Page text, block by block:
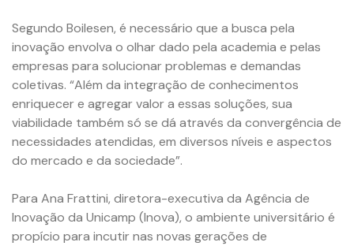
Segundo Boilesen, é necessário que a busca pela
inovação envolva o olhar dado pela academia e pelas
empresas para solucionar problemas e demandas
coletivas. “Além da integração de conhecimentos
enriquecer e agregar valor a essas soluções, sua
viabilidade também só se dá através da convergência de
necessidades atendidas, em diversos níveis e aspectos
do mercado e da sociedade”.
Para Ana Frattini, diretora-executiva da Agência de
Inovação da Unicamp (Inova), o ambiente universitário é
propício para incutir nas novas gerações de